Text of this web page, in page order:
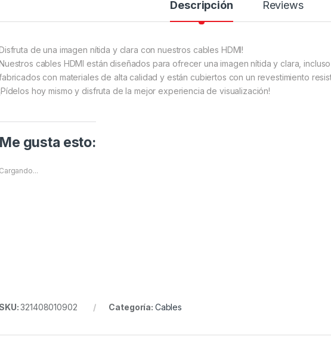
Descripción Reviews
Disfruta de una imagen nítida y clara con nuestros cables HDMI!
Nuestros cables HDMI están diseñados para ofrecer una imagen nítida y clara,
con materiales de alta calidad y están cubiertos con un revestimiento
hoy mismo y disfruta de la mejor experiencia de visualización!
Me gusta esto:
Cargando...
321408010902 Categoría: Cables